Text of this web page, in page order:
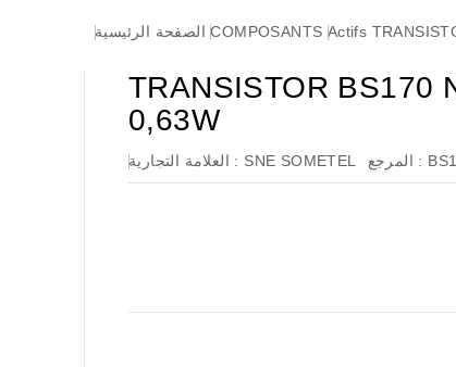
الصفحة الرئيسية COMPOSANTS Actifs
TRANSISTOR BS170
0,63W
العلامة التجارية : SNE SOMETEL المرجع :